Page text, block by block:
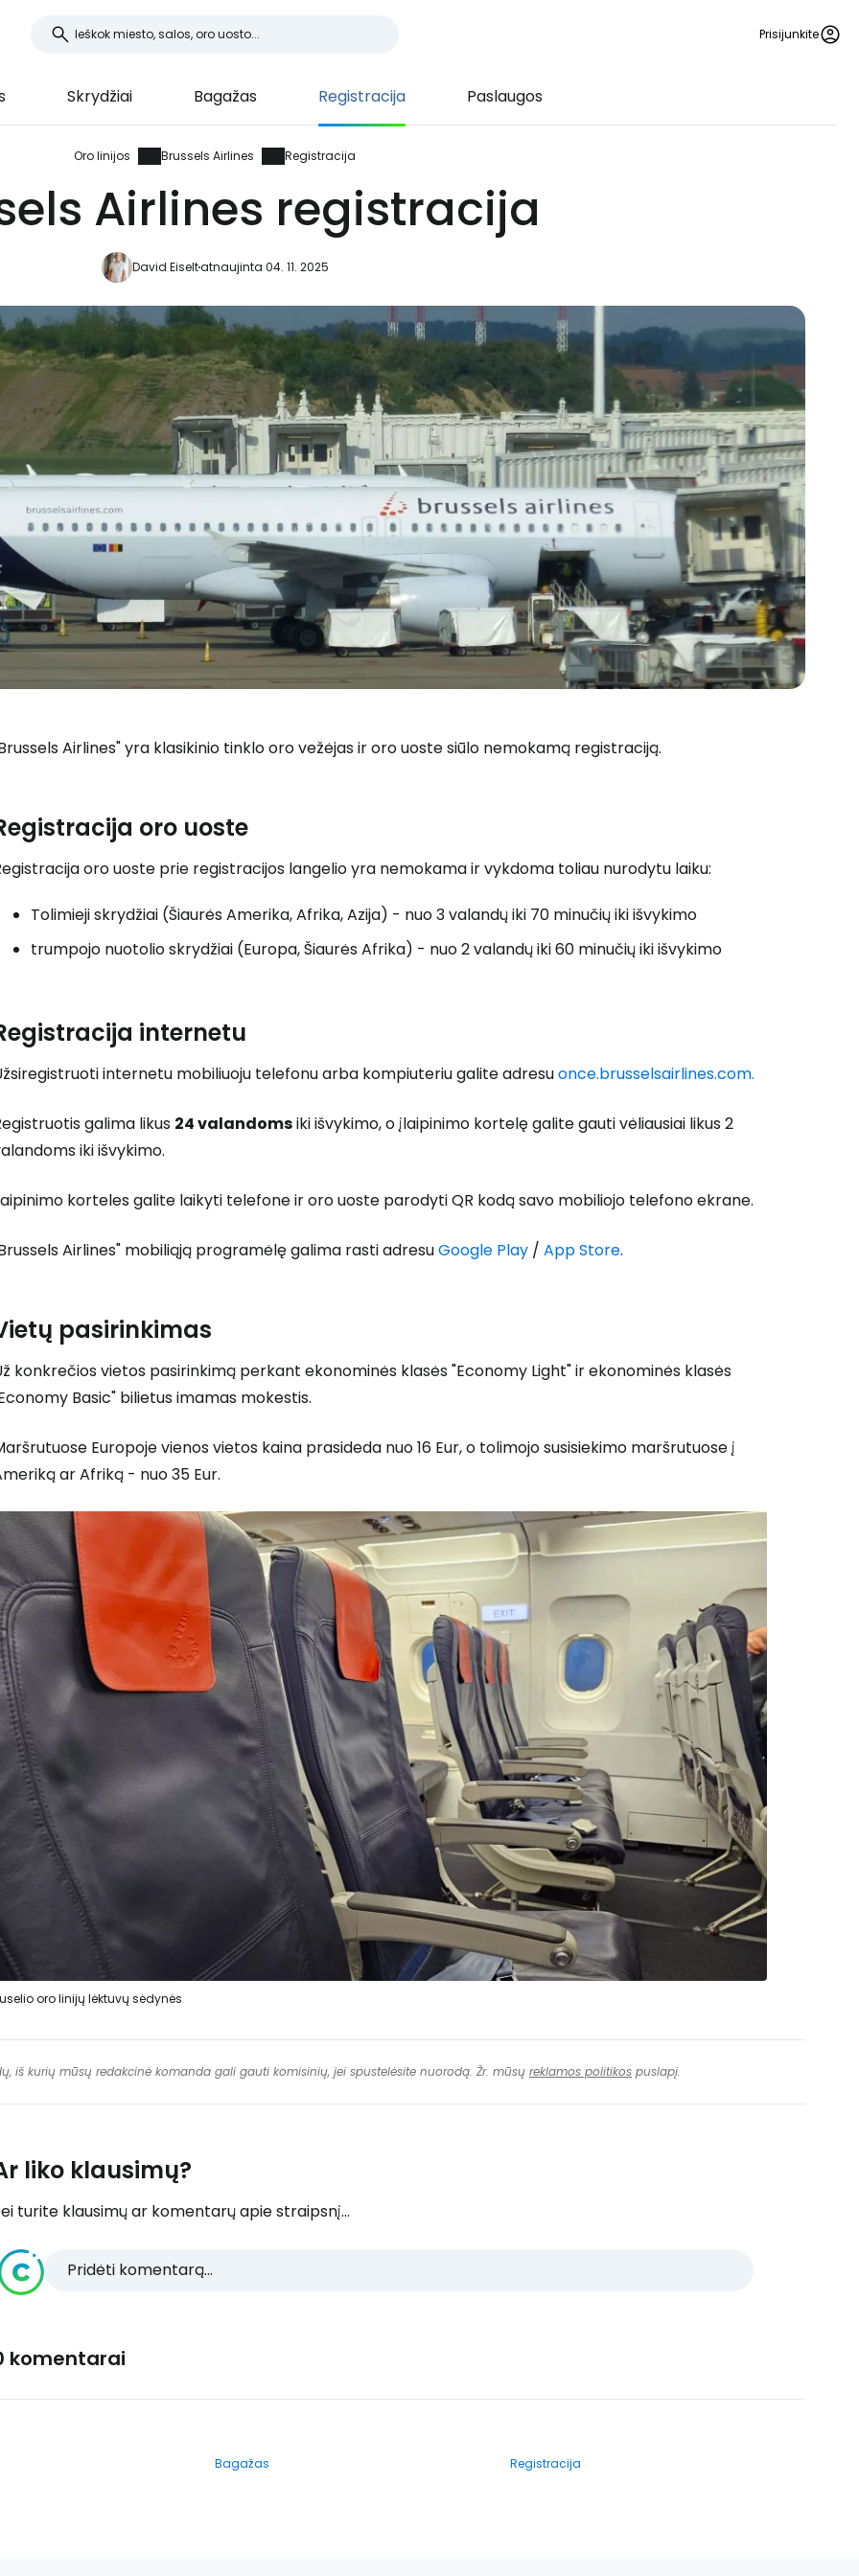
Prisijunkite
Skrydžiai Bagažas Registracija Paslaugos
Oro linijos Brussels Airlines Registracija
Airlines registracija
David Eiseltatnaujinta 04. 11. 2025
Airlines" yra klasikinio tinklo oro vežėjas ir oro uoste siūlo nemokamą registraciją.
oro uoste
oro uoste prie registracijos langelio yra nemokama ir vykdoma toliau nurodytu laiku:
Tolimieji skrydžiai (Šiaurės Amerika, Afrika, Azija) - nuo 3 valandų iki 70 minučių iki išvykimo
trumpojo nuotolio skrydžiai (Europa, Šiaurės Afrika) - nuo 2 valandų iki 60 minučių iki išvykimo
internetu
internetu mobiliuoju telefonu arba kompiuteriu galite adresuonce.brusselsairlines.com.
galima likus 24 valandomsiki išvykimo, o įlaipinimo kortelę galite gauti vėliausiai likus 2
iki išvykimo.
korteles galite laikyti telefone ir oro uoste parodyti QR kodą savo mobiliojo telefono ekrane.
Airlines" mobiliąją programėlę galima rasti adresuGoogle Play / App Store.
pasirinkimas
konkrečios vietos pasirinkimą perkant ekonominės klasės "Economy Light" ir ekonominės klasės
Basic" bilietus imamas mokestis.
Europoje vienos vietos kaina prasideda nuo 16 Eur, o tolimojo susisiekimo maršrutuose į
ar Afriką - nuo 35 Eur.
oro linijų lėktuvų sėdynės
iš kurių mūsų redakcinė komanda gali gauti komisinių, jei spustelėsite nuorodą. Žr. mūsų reklamos politikos puslapį.
liko klausimų?
turite klausimų ar komentarų apie straipsnį...
Pridėti komentarą...
komentarai
Bagažas Registracija
Prisijunkite prie Cestee
... pasaulinė kelionių bendruomenė
Tęsti su Google